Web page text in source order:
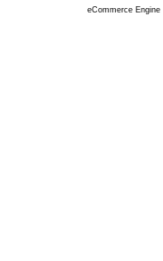
eCommerce